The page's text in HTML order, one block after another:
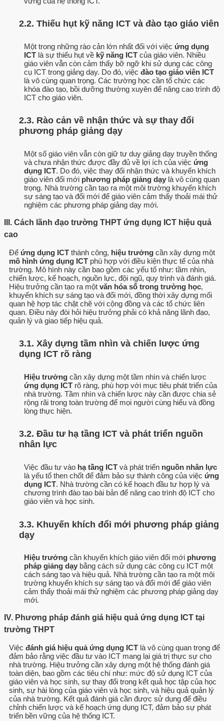
2.2. Thiếu hụt kỹ năng ICT và đào tạo giáo viên
Một trong những rào cản lớn nhất đối với việc ứng dụng
ICT là sự thiếu hụt về kỹ năng ICT của giáo viên. Nhiều
giáo viên vẫn còn cảm thấy bỡ ngỡ khi sử dụng các công
cụ ICT trong giảng dạy. Do đó, việc đào tạo giáo viên ICT
là vô cùng quan trọng. Các trường học cần tổ chức các
khóa đào tạo, bồi dưỡng thường xuyên để nâng cao trình độ
ICT cho giáo viên.
2.3. Rào cản về nhận thức và sự thay đổi
phương pháp giảng dạy
Một số giáo viên vẫn còn giữ tư duy giảng dạy truyền thống
và chưa nhận thức được đầy đủ về lợi ích của việc ứng
dụng ICT. Do đó, việc thay đổi nhận thức và khuyến khích
giáo viên đổi mới phương pháp giảng dạy là vô cùng quan
trọng. Nhà trường cần tạo ra một môi trường khuyến khích
sự sáng tạo và đổi mới để giáo viên cảm thấy thoải mái thử
nghiệm các phương pháp giảng dạy mới.
III. Cách lãnh đạo trường THPT ứng dụng ICT hiệu quả
cao
Để ứng dụng ICT thành công, hiệu trưởng cần xây dựng một
mô hình ứng dụng ICT phù hợp với điều kiện thực tế của nhà
trường. Mô hình này cần bao gồm các yếu tố như: tầm nhìn,
chiến lược, kế hoạch, nguồn lực, đội ngũ, quy trình và đánh giá.
Hiệu trưởng cần tạo ra một văn hóa số trong trường học,
khuyến khích sự sáng tạo và đổi mới, đồng thời xây dựng mối
quan hệ hợp tác chặt chẽ với cộng đồng và các tổ chức liên
quan. Điều này đòi hỏi hiệu trưởng phải có khả năng lãnh đạo,
quản lý và giao tiếp hiệu quả.
3.1. Xây dựng tầm nhìn và chiến lược ứng
dụng ICT rõ ràng
Hiệu trưởng cần xây dựng một tầm nhìn và chiến lược
ứng dụng ICT rõ ràng, phù hợp với mục tiêu phát triển của
nhà trường. Tầm nhìn và chiến lược này cần được chia sẻ
rộng rãi trong toàn trường để mọi người cùng hiểu và đồng
lòng thực hiện.
3.2. Đầu tư hạ tầng ICT và phát triển nguồn
nhân lực
Việc đầu tư vào hạ tầng ICT và phát triển nguồn nhân lực
là yếu tố then chốt để đảm bảo sự thành công của việc ứng
dụng ICT. Nhà trường cần có kế hoạch đầu tư hợp lý và
chương trình đào tạo bài bản để nâng cao trình độ ICT cho
giáo viên và học sinh.
3.3. Khuyến khích đổi mới phương pháp giảng
dạy
Hiệu trưởng cần khuyến khích giáo viên đổi mới phương
pháp giảng dạy bằng cách sử dụng các công cụ ICT một
cách sáng tạo và hiệu quả. Nhà trường cần tạo ra một môi
trường khuyến khích sự sáng tạo và đổi mới để giáo viên
cảm thấy thoải mái thử nghiệm các phương pháp giảng dạy
mới.
IV. Phương pháp đánh giá hiệu quả ứng dụng ICT tại
trường THPT
Việc đánh giá hiệu quả ứng dụng ICT là vô cùng quan trọng để
đảm bảo rằng việc đầu tư vào ICT mang lại giá trị thực sự cho
nhà trường. Hiệu trưởng cần xây dựng một hệ thống đánh giá
toàn diện, bao gồm các tiêu chí như: mức độ sử dụng ICT của
giáo viên và học sinh, sự thay đổi trong kết quả học tập của học
sinh, sự hài lòng của giáo viên và học sinh, và hiệu quả quản lý
của nhà trường. Kết quả đánh giá cần được sử dụng để điều
chỉnh chiến lược và kế hoạch ứng dụng ICT, đảm bảo sự phát
triển bền vững của hệ thống ICT.